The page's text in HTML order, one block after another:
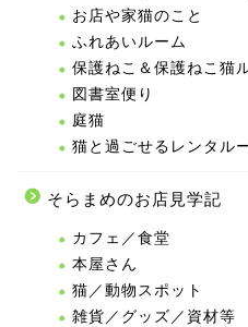
お店や家猫のこと
ふれあいルーム
保護ねこ＆保護ねこ猫
図書室便り
庭猫
猫と過ごせるレンタル
そらまめのお店見学記
カフェ／食堂
本屋さん
猫／動物スポット
雑貨／グッズ／資材等